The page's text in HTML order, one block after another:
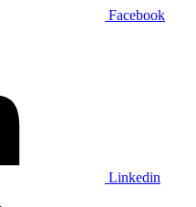
Facebook
Linkedin